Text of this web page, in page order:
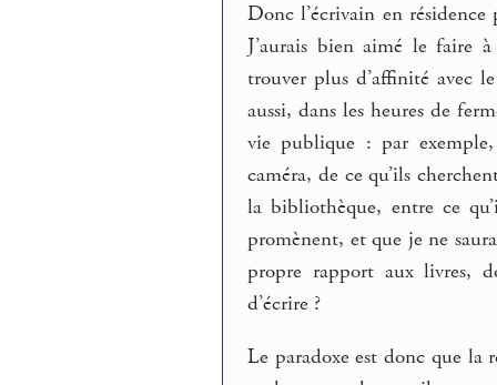
Donc l’écrivain en
J’aurais bien aimé le faire
trouver plus d’affinité avec
aussi, dans les heures de
vie publique : par
caméra, de ce qu’ils
la bibliothèque, entre ce
promènent, et que je ne
propre rapport aux livres,
d’écrire ?
Le paradoxe est donc que la